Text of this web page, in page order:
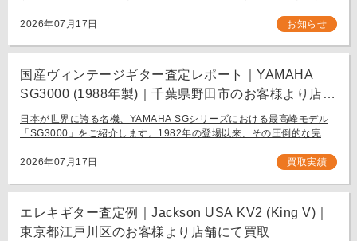
ち込み査定も大歓迎です。
2026年07月17日 お知らせ
国産ヴィンテージギター査定レポート｜YAMAHA
SG3000 (1988年製)｜千葉県野田市のお客様より店舗
にて買取
日本が世界に誇る名機、YAMAHA SGシリーズにおける最高峰モデル
「SG3000」をご紹介します。1982年の登場以来、その圧倒的な完成
フラッグシップモデル […]
2026年07月17日 買取実績
エレキギター査定例｜Jackson USA KV2 (King V)｜
東京都江戸川区のお客様より店舗にて買取